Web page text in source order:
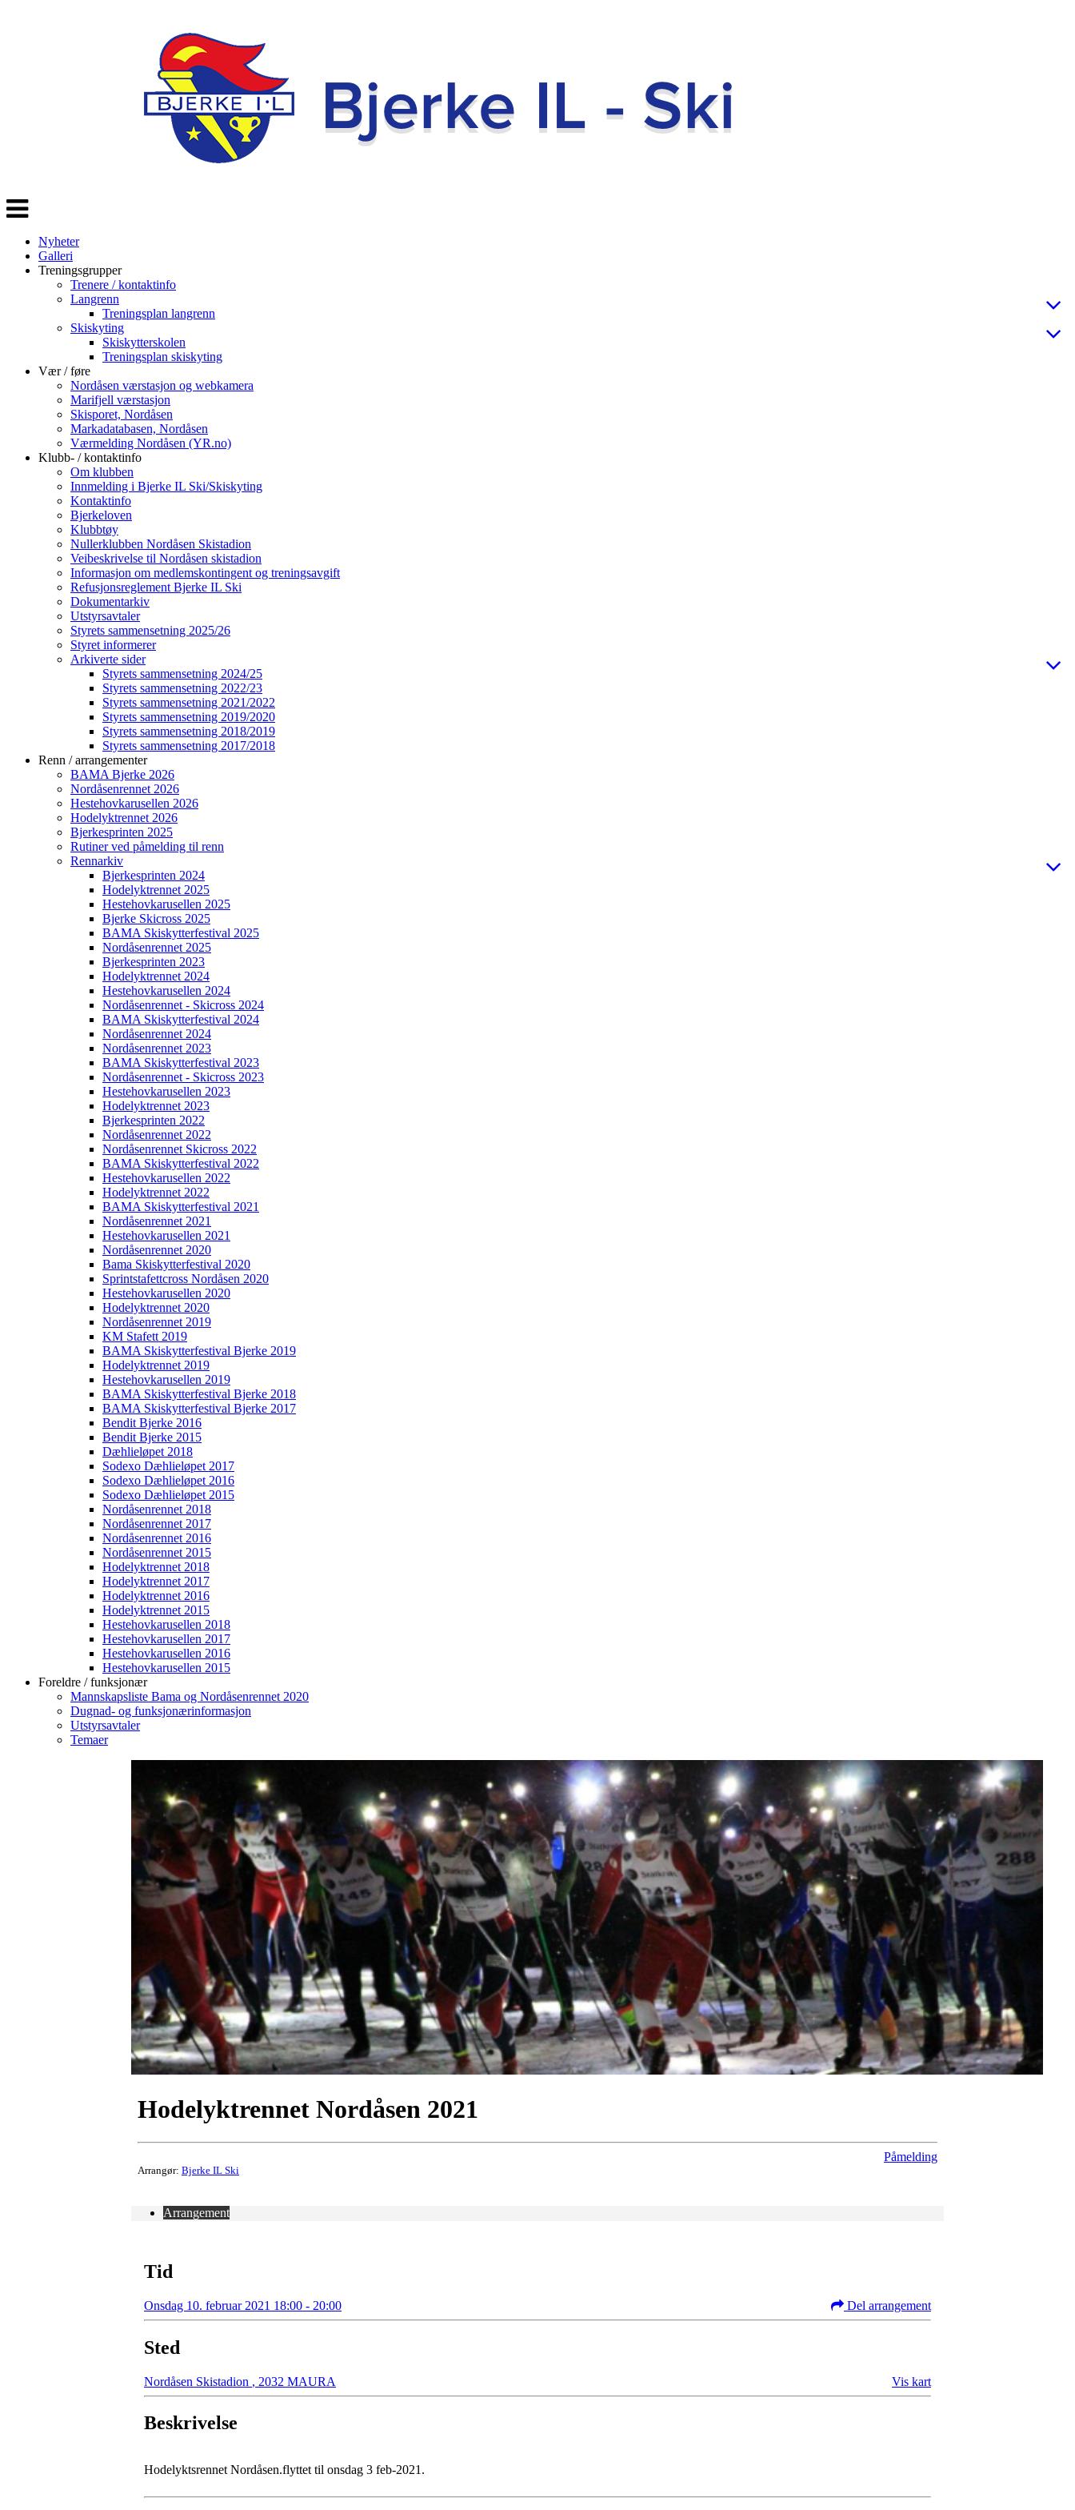
Veksle
navigasjon
Nyheter
Galleri
Treningsgrupper
Trenere / kontaktinfo
Langrenn
Treningsplan langrenn
Skiskyting
Skiskytterskolen
Treningsplan skiskyting
Vær / føre
Nordåsen værstasjon og webkamera
Marifjell værstasjon
Skisporet, Nordåsen
Markadatabasen, Nordåsen
Værmelding Nordåsen (YR.no)
Klubb- / kontaktinfo
Om klubben
Innmelding i Bjerke IL Ski/Skiskyting
Kontaktinfo
Bjerkeloven
Klubbtøy
Nullerklubben Nordåsen Skistadion
Veibeskrivelse til Nordåsen skistadion
Informasjon om medlemskontingent og treningsavgift
Refusjonsreglement Bjerke IL Ski
Dokumentarkiv
Utstyrsavtaler
Styrets sammensetning 2025/26
Styret informerer
Arkiverte sider
Styrets sammensetning 2024/25
Styrets sammensetning 2022/23
Styrets sammensetning 2021/2022
Styrets sammensetning 2019/2020
Styrets sammensetning 2018/2019
Styrets sammensetning 2017/2018
Renn / arrangementer
BAMA Bjerke 2026
Nordåsenrennet 2026
Hestehovkarusellen 2026
Hodelyktrennet 2026
Bjerkesprinten 2025
Rutiner ved påmelding til renn
Rennarkiv
Bjerkesprinten 2024
Hodelyktrennet 2025
Hestehovkarusellen 2025
Bjerke Skicross 2025
BAMA Skiskytterfestival 2025
Nordåsenrennet 2025
Bjerkesprinten 2023
Hodelyktrennet 2024
Hestehovkarusellen 2024
Nordåsenrennet - Skicross 2024
BAMA Skiskytterfestival 2024
Nordåsenrennet 2024
Nordåsenrennet 2023
BAMA Skiskytterfestival 2023
Nordåsenrennet - Skicross 2023
Hestehovkarusellen 2023
Hodelyktrennet 2023
Bjerkesprinten 2022
Nordåsenrennet 2022
Nordåsenrennet Skicross 2022
BAMA Skiskytterfestival 2022
Hestehovkarusellen 2022
Hodelyktrennet 2022
BAMA Skiskytterfestival 2021
Nordåsenrennet 2021
Hestehovkarusellen 2021
Nordåsenrennet 2020
Bama Skiskytterfestival 2020
Sprintstafettcross Nordåsen 2020
Hestehovkarusellen 2020
Hodelyktrennet 2020
Nordåsenrennet 2019
KM Stafett 2019
BAMA Skiskytterfestival Bjerke 2019
Hodelyktrennet 2019
Hestehovkarusellen 2019
BAMA Skiskytterfestival Bjerke 2018
BAMA Skiskytterfestival Bjerke 2017
Bendit Bjerke 2016
Bendit Bjerke 2015
Dæhlieløpet 2018
Sodexo Dæhlieløpet 2017
Sodexo Dæhlieløpet 2016
Sodexo Dæhlieløpet 2015
Nordåsenrennet 2018
Nordåsenrennet 2017
Nordåsenrennet 2016
Nordåsenrennet 2015
Hodelyktrennet 2018
Hodelyktrennet 2017
Hodelyktrennet 2016
Hodelyktrennet 2015
Hestehovkarusellen 2018
Hestehovkarusellen 2017
Hestehovkarusellen 2016
Hestehovkarusellen 2015
Foreldre / funksjonær
Mannskapsliste Bama og Nordåsenrennet 2020
Dugnad- og funksjonærinformasjon
Utstyrsavtaler
Temaer
Hodelyktrennet Nordåsen 2021
Arrangør: Bjerke IL Ski
Påmelding
Arrangement
Tid
Onsdag 10. februar 2021 18:00 - 20:00 Del arrangement
Sted
Nordåsen Skistadion , 2032 MAURA Vis kart
Beskrivelse
Hodelyktsrennet Nordåsen.flyttet til onsdag 3 feb-2021.